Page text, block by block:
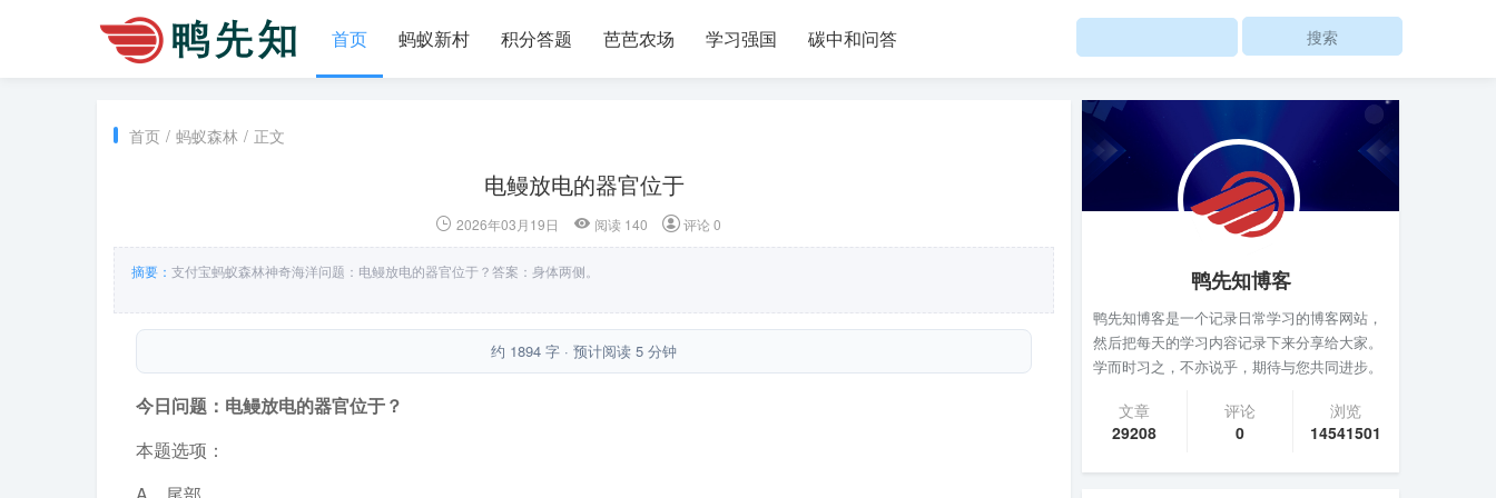
首页 蚂蚁新村 积分答题 芭芭农场 学习强国 碳中和问答 Search
首页 / 蚂蚁森林 / 正文
电鳗放电的器官位于
2026年03月19日 阅读 140 评论 0
摘要： 支付宝蚂蚁森林神奇海洋问题：电鳗放电的器官位于？答案：身体两侧。
约 1894 字 · 预计阅读 5 分钟
今日问题：电鳗放电的器官位于？
本题选项：
鸭先知博客
鸭先知博客是一个记录日常学习的博客网站，
然后把每天的学习内容记录下来分享给大家。
学而时习之，不亦说乎，期待与您共同进步。
文章
29208
评论
0
浏览
14541501